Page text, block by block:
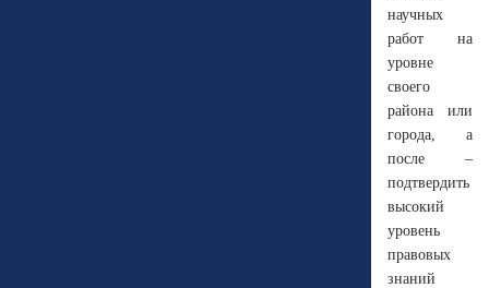
научных
работ на
уровне
своего
района или
города, а
после –
подтвердить
высокий
уровень
правовых
знаний